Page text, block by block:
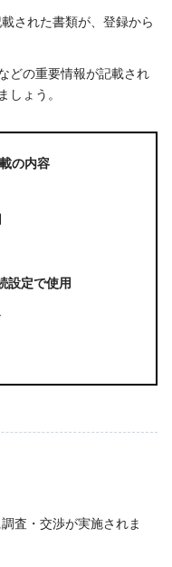
された書類が、 登録から
どの重要情報が記載され
しょう。
の内容
設定で使用
査・交渉が実施されま